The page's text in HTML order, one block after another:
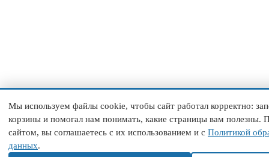
Мы используем файлы cookie, чтобы сайт работал корректно:
корзины и помогал нам понимать, какие страницы вам полезны.
сайтом, вы соглашаетесь с их использованием и с Политикой
данных.